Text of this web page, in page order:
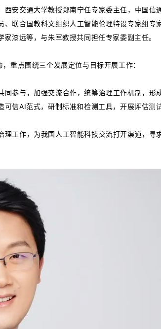
安交通大学教授郑南宁任专家委主任，中国信
联合国教科文组织人工智能伦理特设专家组专
漆远等，与朱军教授共同担任专家委副主任。
重点围绕三个发展定位与目标开展工作：
参与，加强交流合作，统筹治理工作机制，形
信AI范式，研制标准和检测工具，开展评估测
工作，为我国人工智能科技交流打开渠道，寻